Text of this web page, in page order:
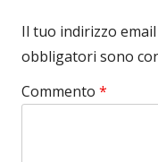
Il tuo indirizzo
obbligatori sono
Commento *